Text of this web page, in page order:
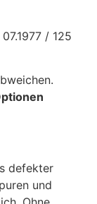
/ 125
defekter
und